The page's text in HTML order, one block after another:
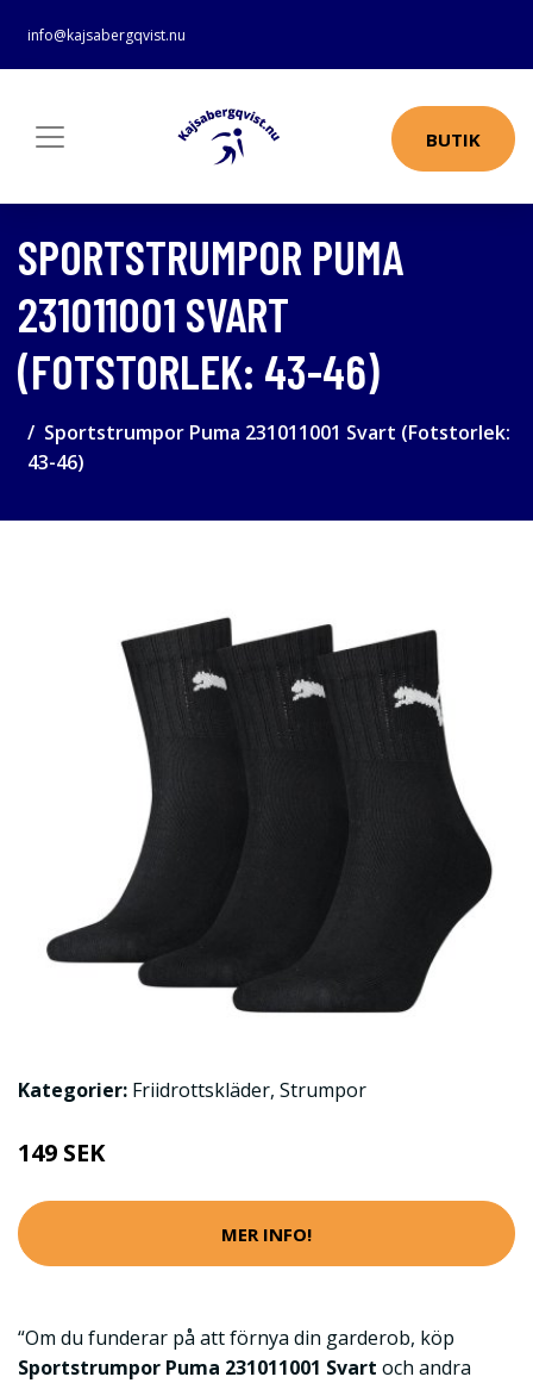
info@kajsabergqvist.nu
BUTIK
SPORTSTRUMPOR PUMA
231011001 SVART
(FOTSTORLEK: 43-46)
Sportstrumpor Puma 231011001 Svart (Fotstorlek:
43-46)
Kategorier: Friidrottskläder, Strumpor
149 SEK
MER INFO!
“Om du funderar på att förnya din garderob, köp
Sportstrumpor Puma 231011001 Svart och andra